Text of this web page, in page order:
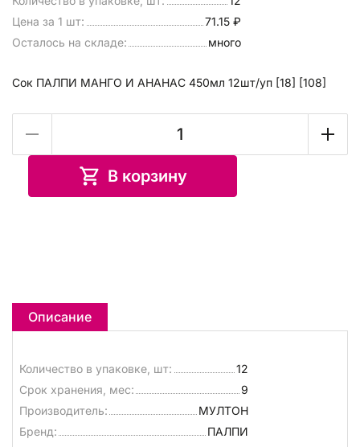
Цена за 1 шт:
71.15 ₽
Осталось на складе:
много
Сок ПАЛПИ МАНГО И АНАНАС 450мл 12шт/уп [18] [108]
В корзину
Описание
Количество в упаковке, шт:
12
Срок хранения, мес:
9
Производитель:
МУЛТОН
Бренд:
ПАЛПИ